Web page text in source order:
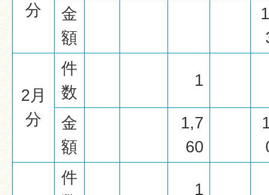
分
金
額
2月
分
件
数
1
金
額
1,7
60
件
1